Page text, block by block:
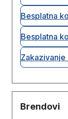
Besplatna
Besplatna
Brendovi